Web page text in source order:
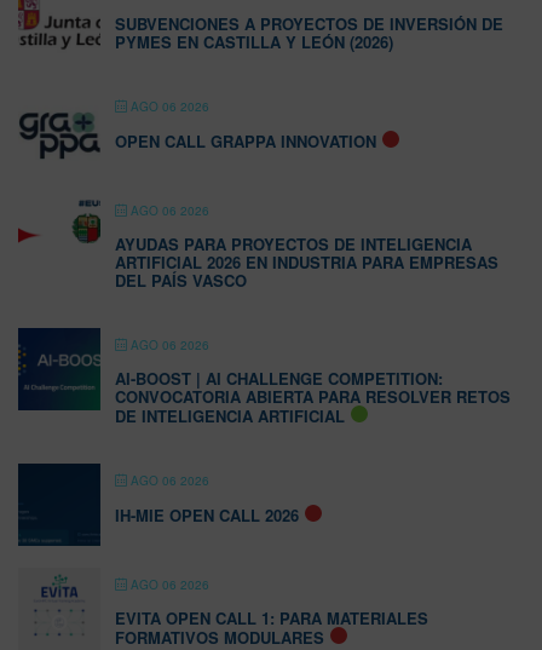
SUBVENCIONES A PROYECTOS DE INVERSIÓN DE
PYMES EN CASTILLA Y LEÓN (2026)
AGO 06 2026
OPEN CALL GRAPPA INNOVATION
AGO 06 2026
AYUDAS PARA PROYECTOS DE INTELIGENCIA
ARTIFICIAL 2026 EN INDUSTRIA PARA EMPRESAS
DEL PAÍS VASCO
AGO 06 2026
AI-BOOST | AI CHALLENGE COMPETITION:
CONVOCATORIA ABIERTA PARA RESOLVER RETOS
DE INTELIGENCIA ARTIFICIAL
AGO 06 2026
IH-MIE OPEN CALL 2026
AGO 06 2026
EVITA OPEN CALL 1: PARA MATERIALES
FORMATIVOS MODULARES